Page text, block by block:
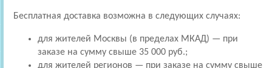
Бесплатная доставка возможна в следующих случаях:
для жителей Москвы (в пределах МКАД) — при
заказе на сумму свыше 35 000 руб.;
для жителей регионов — при заказе на сумму свыше